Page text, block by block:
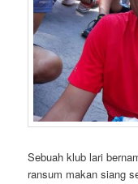
Sebuah klub lari
ransum makan siang